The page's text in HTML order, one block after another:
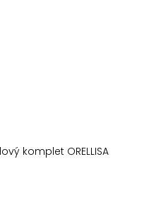
komplet ORELLISA